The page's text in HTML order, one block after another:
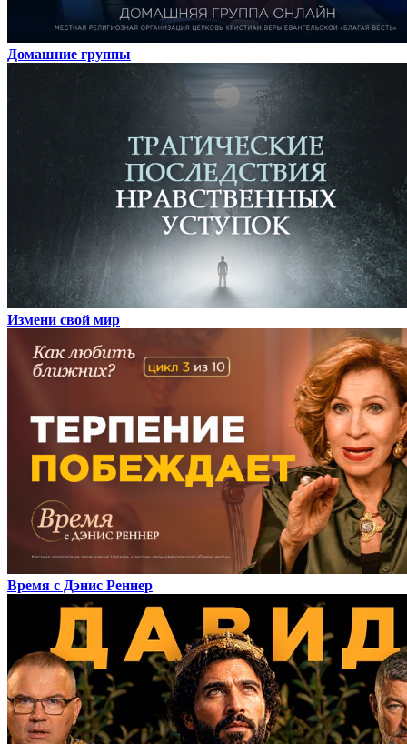
Домашние группы
Измени свой мир
Время с Дэнис Реннер